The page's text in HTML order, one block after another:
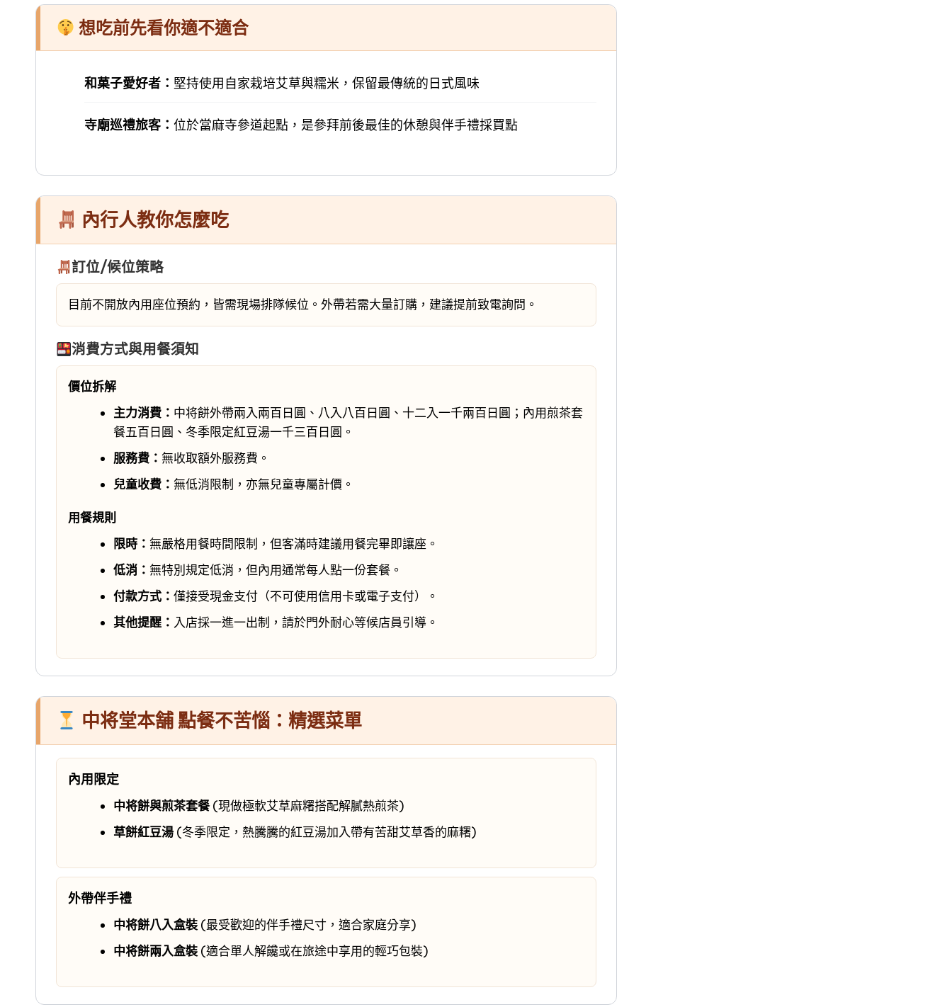
想吃前先看你適不適合
和菓子愛好者： 堅持使用自家栽培艾草與糯米，保留最傳統的日式風味
寺廟巡禮旅客： 位於當麻寺參道起點，是參拜前後最佳的休憩與伴手禮採買點
內行人教你怎麼吃
訂位/候位策略
目前不開放內用座位預約，皆需現場排隊候位。外帶若需大量訂購，建議提前致電詢問。
消費方式與用餐須知
價位拆解
主力消費： 中将餅外帶兩入兩百日圓、八入八百日圓、十二入一千兩百日圓；內用煎茶套
餐五百日圓、冬季限定紅豆湯一千三百日圓。
服務費： 無收取額外服務費。
兒童收費： 無低消限制，亦無兒童專屬計價。
用餐規則
限時： 無嚴格用餐時間限制，但客滿時建議用餐完畢即讓座。
低消： 無特別規定低消，但內用通常每人點一份套餐。
付款方式： 僅接受現金支付（不可使用信用卡或電子支付）。
其他提醒： 入店採一進一出制，請於門外耐心等候店員引導。
中将堂本舗 點餐不苦惱：精選菜單
內用限定
中将餅與煎茶套餐 (現做極軟艾草麻糬搭配解膩熱煎茶)
草餅紅豆湯 (冬季限定，熱騰騰的紅豆湯加入帶有苦甜艾草香的麻糬)
外帶伴手禮
中将餅八入盒裝 (最受歡迎的伴手禮尺寸，適合家庭分享)
中将餅兩入盒裝 (適合單人解饞或在旅途中享用的輕巧包裝)